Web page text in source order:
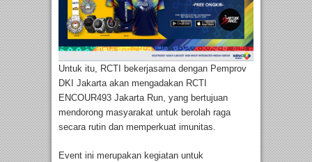
Untuk itu, RCTI bekerjasama dengan Pemprov
DKI Jakarta akan mengadakan RCTI
ENCOUR493 Jakarta Run, yang bertujuan
mendorong masyarakat untuk berolah raga
secara rutin dan memperkuat imunitas.
Event ini merupakan kegiatan untuk